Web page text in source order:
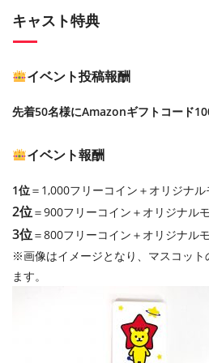
キャスト特典
イベント投稿報酬
先着50名様にAmazonギフトコード
イベント報酬
1位＝1,000フリーコイン＋オリジナ
2位＝900フリーコイン＋オリジナル
3位＝800フリーコイン＋オリジナル
※画像はイメージとなり、マスコット
ます。